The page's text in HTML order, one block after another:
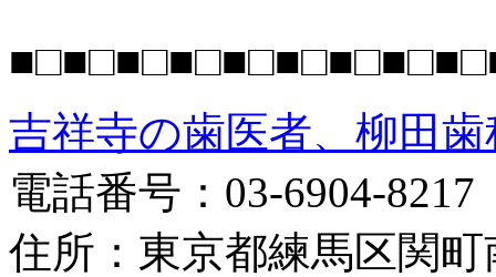
吉祥寺の歯医者、柳田
電話番号：03-6904-8217
住所：東京都練馬区関町